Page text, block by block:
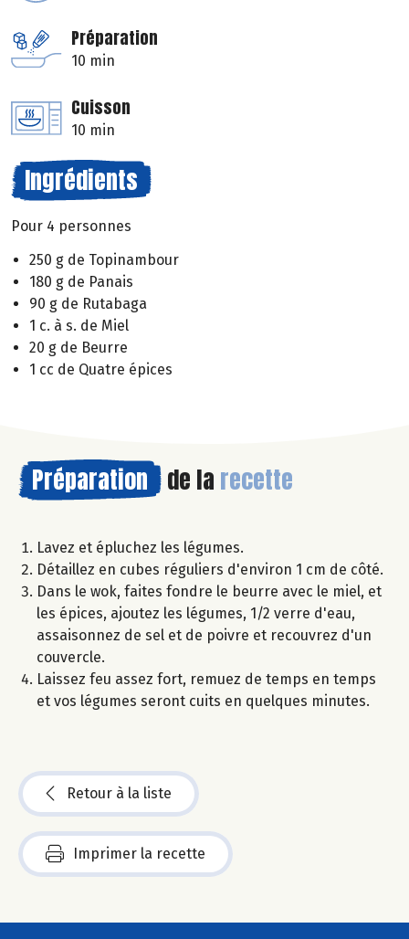
Préparation
10 min
Cuisson
10 min
Ingrédients
Pour 4 personnes
250 g de Topinambour
180 g de Panais
90 g de Rutabaga
1 c. à s. de Miel
20 g de Beurre
1 cc de Quatre épices
Préparation de la recette
Lavez et épluchez les légumes.
Détaillez en cubes réguliers d'environ 1 cm de côté.
Dans le wok, faites fondre le beurre avec le miel, et
les épices, ajoutez les légumes, 1/2 verre d'eau,
assaisonnez de sel et de poivre et recouvrez d'un
couvercle.
Laissez feu assez fort, remuez de temps en temps
et vos légumes seront cuits en quelques minutes.
Retour à la liste
Imprimer la recette